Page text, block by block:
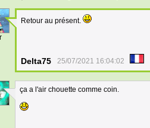
Retour au présent.
Delta75 25/07/2021 16:04:02
ça a l'air chouette comme coin.